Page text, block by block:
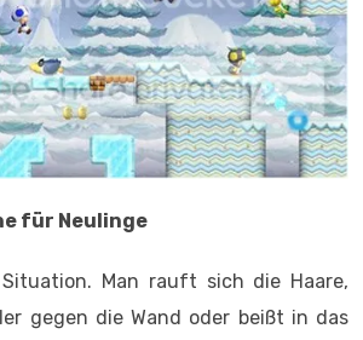
für Neulinge
Man rauft sich die Haare,
gegen die Wand oder beißt in das